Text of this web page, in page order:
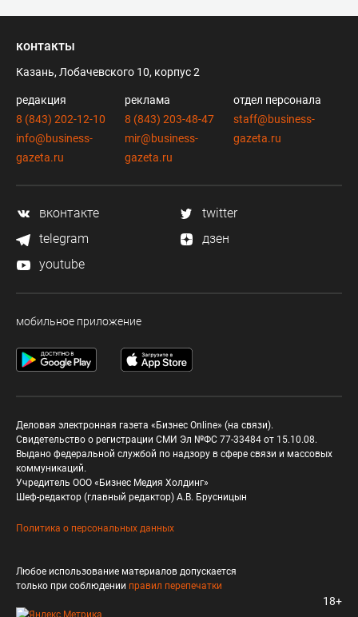
контакты
Казань, Лобачевского 10, корпус 2
редакция
8 (843) 202-12-10
info@business-
gazeta.ru
реклама
8 (843) 203-48-47
mir@business-
gazeta.ru
отдел персонала
staff@business-
gazeta.ru
вконтакте
twitter
telegram
дзен
youtube
мобильное приложение
Деловая электронная газета «Бизнес Online» (на связи).
Свидетельство о регистрации СМИ Эл №ФС 77-33484 от 15.10.08.
Выдано федеральной службой по надзору в сфере связи и массовых
коммуникаций.
Учредитель ООО «Бизнес Медия Холдинг»
Шеф-редактор (главный редактор) А.В. Брусницын
Политика о персональных данных
Любое использование материалов допускается
только при соблюдении правил перепечатки
18+